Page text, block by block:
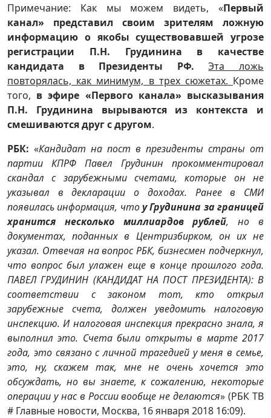
Примечание: Как мы можем видеть, «Первый
канал» представил своим зрителям ложную
информацию о якобы существовавшей угрозе
регистрации П.Н. Грудинина в качестве
кандидата в Президенты РФ.
Эта ложь
повторялась, как минимум, в трех сюжетах. Кроме
того, в эфире «Первого канала» высказывания
П.Н. Грудинина вырываются из контекста и
смешиваются друг с другом.
РБК: «Кандидат на пост в президенты страны от
партии КПРФ Павел Грудинин прокомментировал
скандал с зарубежными счетами, которые он не
указывал в декларации о доходах. Ранее в СМИ
появилась информация, чтоу Грудинина за границей
хранится несколько миллиардов рублей, но в
документах, поданных в Центризбирком, он их не
указал. Отвечая на вопрос РБК, бизнесмен подчеркнул,
что вопрос был улажен еще в конце прошлого года.
ПАВЕЛ ГРУДИНИН (КАНДИДАТ НА ПОСТ ПРЕЗИДЕНТА): В
соответствии с законом тот, кто открыл
зарубежные счета, должен уведомить налоговую
инспекцию. И налоговая инспекция прекрасно знала, я
выполнил это. Счета были открыты в марте 2017
года, это связано с личной трагедией у меня в семье,
это, ну, скажем так, мне не очень хочется это
обсуждать, но вы знаете, к сожалению, некоторые
операции у нас в России вообще не делаются» (РБК ТВ
# Главные новости, Москва, 16 января 2018 16:09).